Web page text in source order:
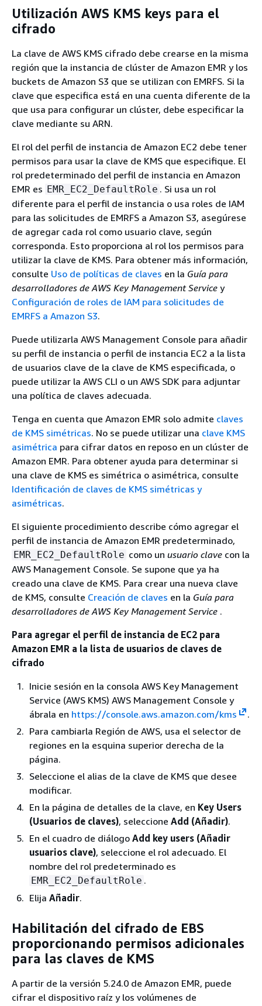
Utilización AWS KMS keys para el
cifrado
La clave de AWS KMS cifrado debe crearse en la misma
región que la instancia de clúster de Amazon EMR y los
buckets de Amazon S3 que se utilizan con EMRFS. Si la
clave que especifica está en una cuenta diferente de la
que usa para configurar un clúster, debe especificar la
clave mediante su ARN.
El rol del perfil de instancia de Amazon EC2 debe tener
permisos para usar la clave de KMS que especifique. El
rol predeterminado del perfil de instancia en Amazon
EMR es EMR_EC2_DefaultRole . Si usa un rol
diferente para el perfil de instancia o usa roles de IAM
para las solicitudes de EMRFS a Amazon S3, asegúrese
de agregar cada rol como usuario clave, según
corresponda. Esto proporciona al rol los permisos para
utilizar la clave de KMS. Para obtener más información,
consulte Uso de políticas de claves en la Guía para
desarrolladores de AWS Key Management Service y
Configuración de roles de IAM para solicitudes de
EMRFS a Amazon S3.
Puede utilizarla AWS Management Console para añadir
su perfil de instancia o perfil de instancia EC2 a la lista
de usuarios clave de la clave de KMS especificada, o
puede utilizar la AWS CLI o un AWS SDK para adjuntar
una política de claves adecuada.
Tenga en cuenta que Amazon EMR solo admite claves
de KMS simétricas. No se puede utilizar una clave KMS
asimétrica para cifrar datos en reposo en un clúster de
Amazon EMR. Para obtener ayuda para determinar si
una clave de KMS es simétrica o asimétrica, consulte
Identificación de claves de KMS simétricas y
asimétricas.
El siguiente procedimiento describe cómo agregar el
perfil de instancia de Amazon EMR predeterminado,
EMR_EC2_DefaultRole como un usuario clave con la
AWS Management Console. Se supone que ya ha
creado una clave de KMS. Para crear una nueva clave
de KMS, consulte Creación de claves en la Guía para
desarrolladores de AWS Key Management Service .
Para agregar el perfil de instancia de EC2 para
Amazon EMR a la lista de usuarios de claves de
cifrado
Inicie sesión en la consola AWS Key Management
Service (AWS KMS) AWS Management Console y
ábrala en https://console.aws.amazon.com/kms
.
Para cambiarla Región de AWS, usa el selector de
regiones en la esquina superior derecha de la
página.
Seleccione el alias de la clave de KMS que desee
modificar.
En la página de detalles de la clave, en Key Users
(Usuarios de claves), seleccione Add (Añadir).
En el cuadro de diálogo Add key users (Añadir
usuarios clave), seleccione el rol adecuado. El
nombre del rol predeterminado es
EMR_EC2_DefaultRole .
Elija Añadir.
Habilitación del cifrado de EBS
proporcionando permisos adicionales
para las claves de KMS
A partir de la versión 5.24.0 de Amazon EMR, puede
cifrar el dispositivo raíz y los volúmenes de